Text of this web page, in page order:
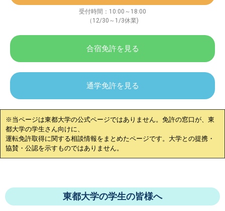
受付時間：10:00～18:00
（12/30～1/3休業)
合宿免許を見る
通学免許を見る
※当ページは東都大学の公式ページではありません。免許の窓口が、 東
都大学の学生さん向けに、
運転免許取得に関する相談情報をまとめたページです。大学との提携・
協賛・公認を示すものではありません。
東都大学の学生の皆様へ